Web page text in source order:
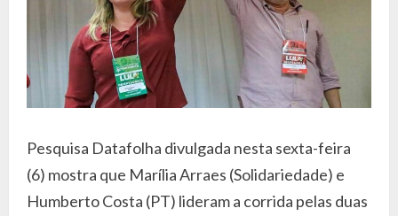
Pesquisa Datafolha divulgada nesta sexta-feira
(6) mostra que Marília Arraes (Solidariedade) e
Humberto Costa (PT) lideram a corrida pelas duas